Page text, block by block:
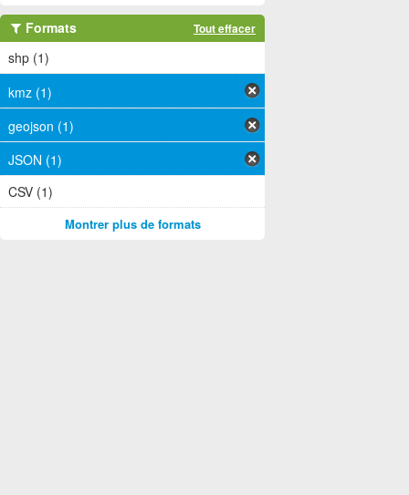
Formats Tout effacer
shp (1)
kmz (1)
geojson (1)
JSON (1)
CSV (1)
Montrer plus de formats